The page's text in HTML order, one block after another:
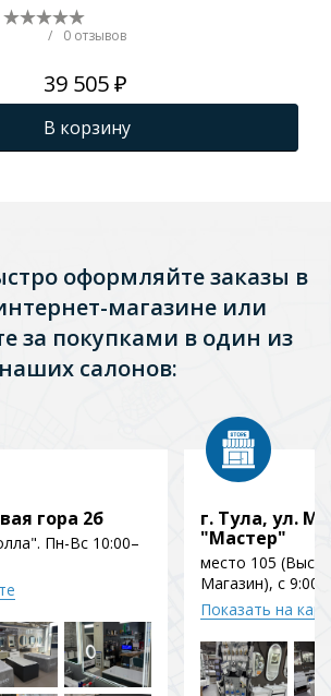
/ 0 отзывов
39 505 ₽
В корзину
оформляйте заказы в
магазине или
за покупками в один из
наших салонов:
гора 2б
Пн-Вс 10:00–
г. Тула, ул.
"Мастер"
место 105
Магазин), с 9:00
Показать на